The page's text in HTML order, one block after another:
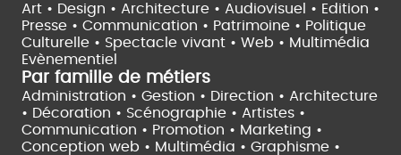
Art • Design • Architecture • Audiovisuel • Edition •
Presse • Communication • Patrimoine • Politique
Culturelle • Spectacle vivant • Web • Multimédia
Evènementiel
Par famille de métiers
Administration • Gestion • Direction • Architecture
• Décoration • Scénographie • Artistes •
Communication • Promotion • Marketing •
Conception web • Multimédia • Graphisme •